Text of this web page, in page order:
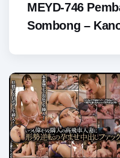
MEYD-746
Sombong –